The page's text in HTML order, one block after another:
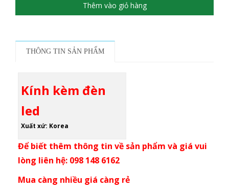
Thêm vào giỏ hàng
THÔNG TIN SẢN PHẨM
Kính kèm đèn
led
Xuất xứ: Korea
Để biết thêm thông tin về sản phẩm và giá vui
lòng liên hệ: 098 148 6162
Mua càng nhiều giá càng rẻ